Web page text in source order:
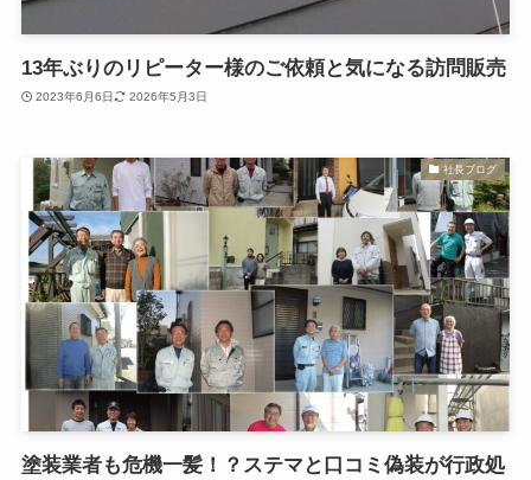
13年ぶりのリピーター様のご依頼と気になる訪問販売
2023年6月6日 2026年5月3日
社長ブログ
塗装業者も危機一髪！？ステマと口コミ偽装が行政処